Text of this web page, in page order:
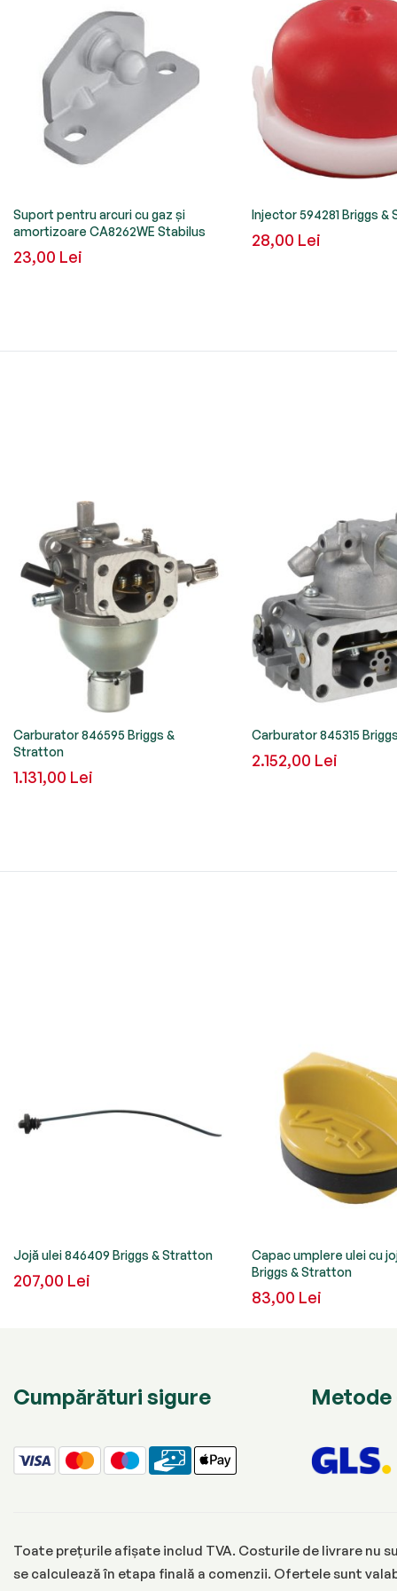
Suport pentru arcuri cu gaz și
amortizoare CA8262WE Stabilus
23,00 Lei
Injector 594281 Briggs &
28,00 Lei
Carburator 846595 Briggs &
Stratton
1.131,00 Lei
Carburator 845315
2.152,00 Lei
Jojă ulei 846409 Briggs & Stratton
207,00 Lei
Capac umplere ulei cu
Briggs & Stratton
83,00 Lei
Cumpărături sigure Metode
Toate prețurile afișate includ TVA. Costurile de livrare nu
se calculează în etapa finală a comenzii. Ofertele sunt